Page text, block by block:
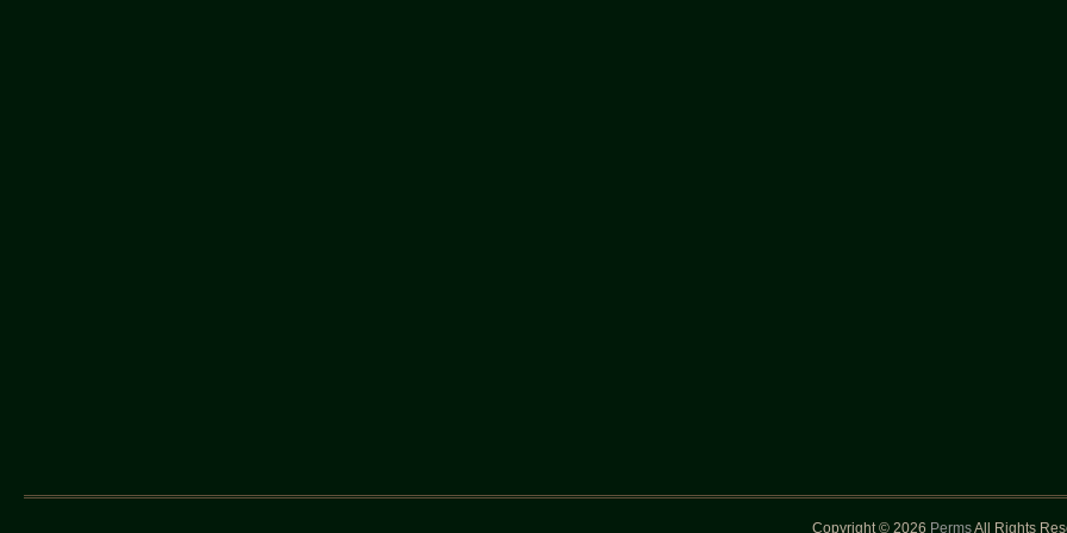
Copyright © 2026 PermsAll Rights